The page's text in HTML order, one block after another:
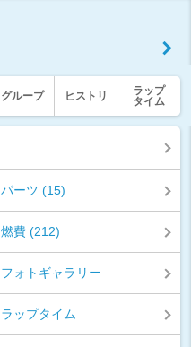
グループ ヒストリ
ラップ
タイム
パーツ (15)
燃費 (212)
フォトギャラリー
ラップタイム